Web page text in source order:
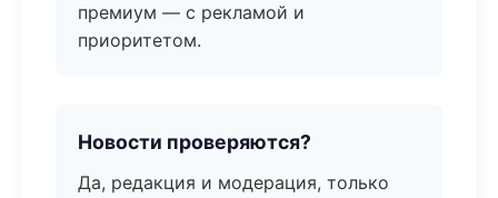
премиум — с рекламой и
приоритетом.
Новости проверяются?
Да, редакция и модерация, только